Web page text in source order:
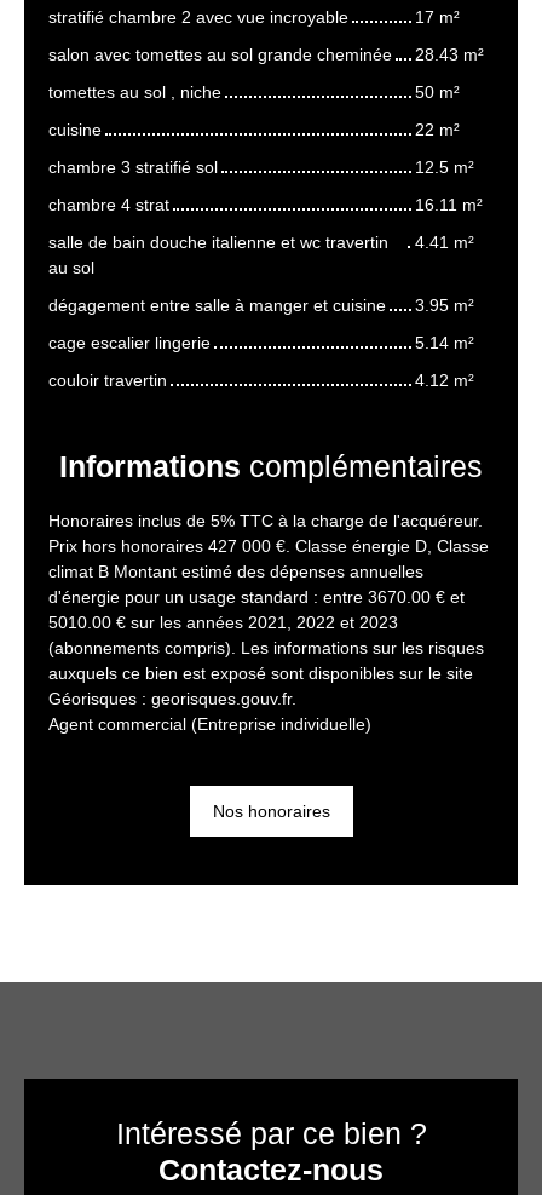
stratifié chambre 2 avec vue incroyable
17 m²
salon avec tomettes au sol grande cheminée
28.43 m²
tomettes au sol , niche
50 m²
cuisine
22 m²
chambre 3 stratifié sol
12.5 m²
chambre 4 strat
16.11 m²
salle de bain douche italienne et wc travertin
au sol
4.41 m²
dégagement entre salle à manger et cuisine
3.95 m²
cage escalier lingerie
5.14 m²
couloir travertin
4.12 m²
Informations complémentaires
Honoraires inclus de 5% TTC à la charge de l'acquéreur.
Prix hors honoraires 427 000 €. Classe énergie D, Classe
climat B Montant estimé des dépenses annuelles
d'énergie pour un usage standard : entre 3670.00 € et
5010.00 € sur les années 2021, 2022 et 2023
(abonnements compris). Les informations sur les risques
auxquels ce bien est exposé sont disponibles sur le site
Géorisques : georisques.gouv.fr.
Agent commercial (Entreprise individuelle)
Nos honoraires
Intéressé par ce bien ?
Contactez-nous